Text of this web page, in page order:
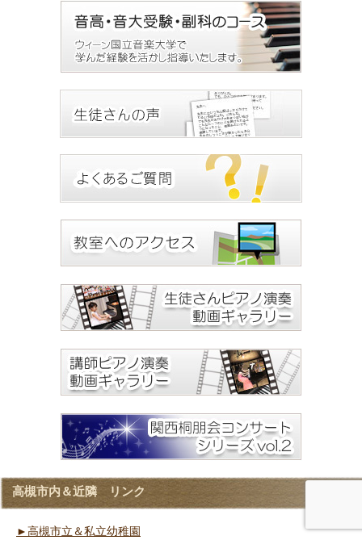
高槻市内＆近隣 リンク
►高槻市立＆私立幼稚園